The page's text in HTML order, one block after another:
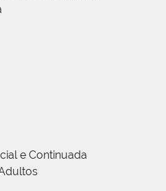
e Continuada